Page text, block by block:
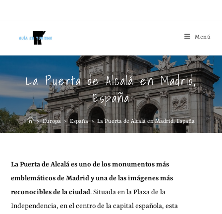
Menú
La Puerta de Alcalá en Madrid,
España
> Europa > España > La Puerta de Alcalá en Madrid, España
La Puerta de Alcalá es uno de los monumentos más
emblemáticos de Madrid y una de las imágenes más
reconocibles de la ciudad. Situada en la Plaza de la
Independencia, en el centro de la capital española, esta